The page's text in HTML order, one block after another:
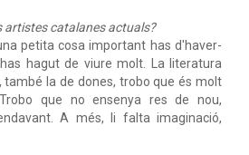
artistes catalanes actuals?
petita cosa important has d'haver-
hagut de viure molt. La literatura
també la de dones, trobo que és molt
que no ensenya res de nou,
A més, li falta imaginació,